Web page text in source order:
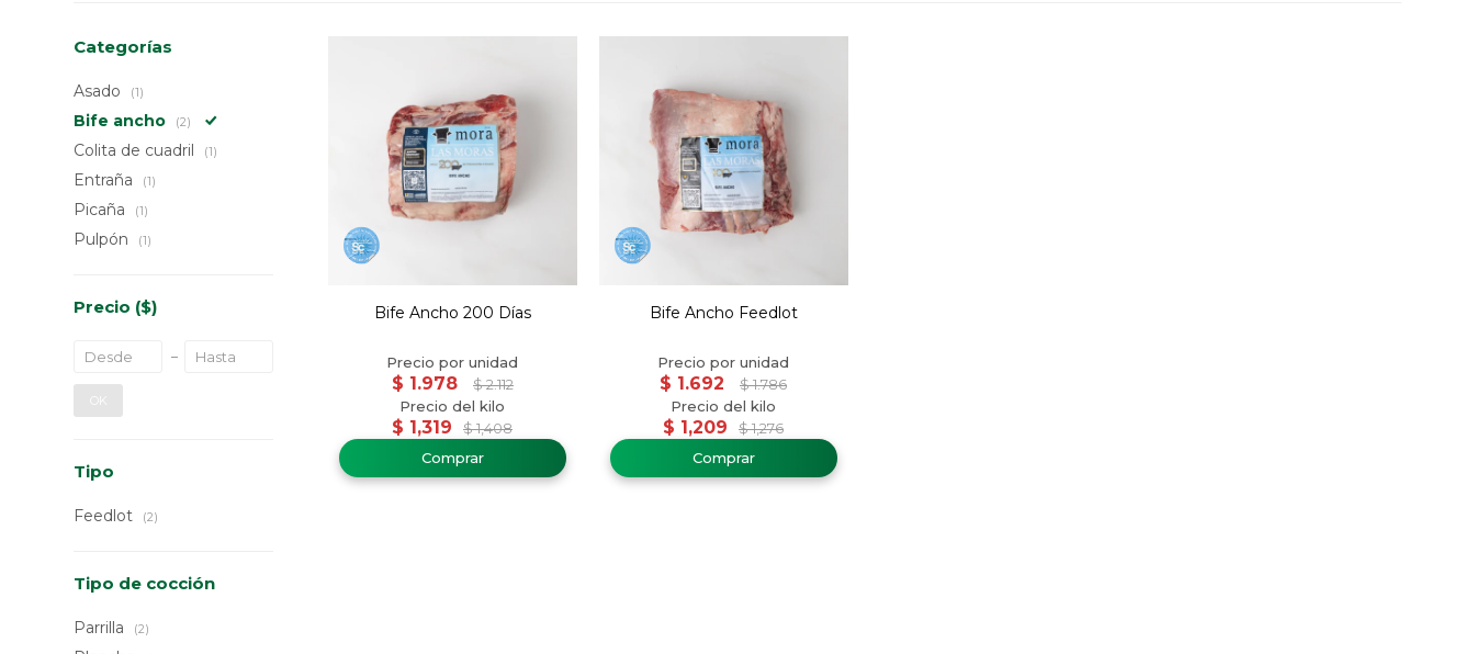
Bife Ancho 200 Días
$ 1,319 $ 1,408
$ 1.978 $ 2.112
Bife Ancho Feedlot
$ 1,209 $ 1,276
$ 1.692 $ 1.786
Categorías
Asado (1)
Bife ancho (2)
Colita de cuadril (1)
Entraña (1)
Picaña (1)
Pulpón (1)
Precio ($)
OK
Tipo
Feedlot (2)
Tipo de cocción
Parrilla (2)